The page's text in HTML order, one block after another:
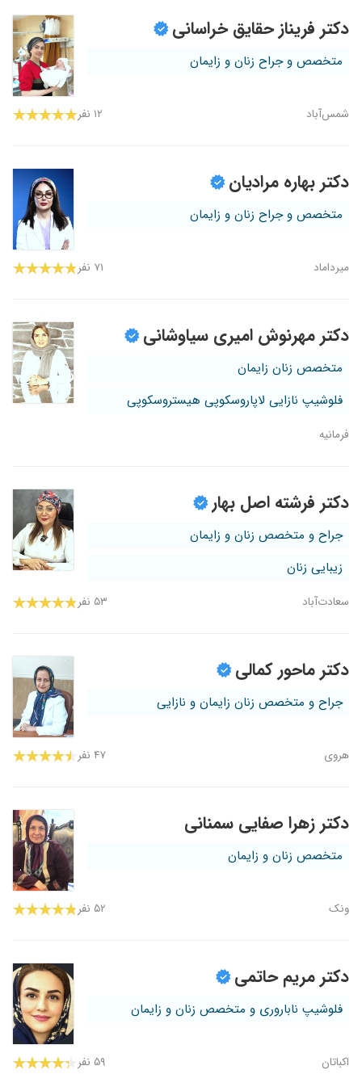
دکتر فریناز حقایق خراسانی
متخصص و جراح زنان و زایمان
شمس‌آباد ۱۲ نفر
دکتر بهاره مرادیان
متخصص و جراح زنان و زایمان
میرداماد ۷۱ نفر
دکتر مهرنوش امیری سیاوشانی
متخصص زنان زایمان
فلوشیپ نازایی لاپاروسکوپی هیستروسکوپی
فرمانیه
دکتر فرشته اصل بهار
جراح و متخصص زنان و زایمان
زیبایی زنان
سعادت‌آباد ۵۳ نفر
دکتر ماحور کمالی
جراح و متخصص زنان زایمان و نازایی
هروی ۴۷ نفر
دکتر زهرا صفایی سمنانی
متخصص زنان و زایمان
ونک ۵۲ نفر
دکتر مریم حاتمی
فلوشیپ ناباروری و متخصص زنان و زایمان
اکباتان ۵۹ نفر